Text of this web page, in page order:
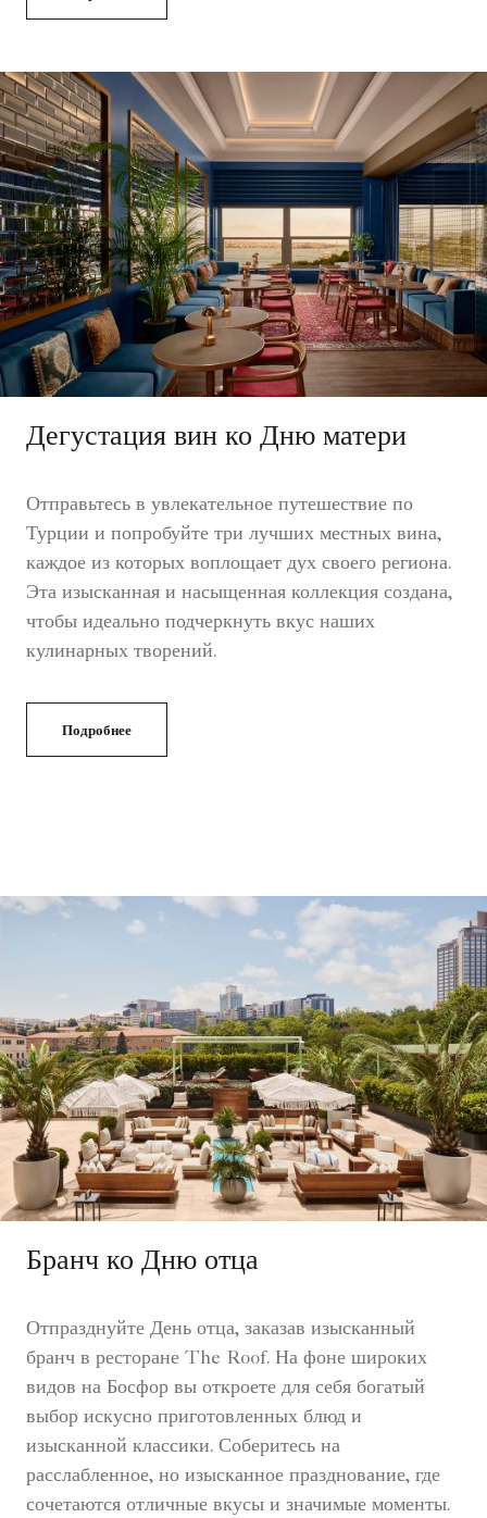
Дегустация вин ко Дню матери
Отправьтесь в увлекательное путешествие по
Турции и попробуйте три лучших местных вина,
каждое из которых воплощает дух своего региона.
Эта изысканная и насыщенная коллекция создана,
чтобы идеально подчеркнуть вкус наших
кулинарных творений.
Подробнее
Бранч ко Дню отца
Отпразднуйте День отца, заказав изысканный
бранч в ресторане The Roof. На фоне широких
видов на Босфор вы откроете для себя богатый
выбор искусно приготовленных блюд и
изысканной классики. Соберитесь на
расслабленное, но изысканное празднование, где
сочетаются отличные вкусы и значимые моменты.